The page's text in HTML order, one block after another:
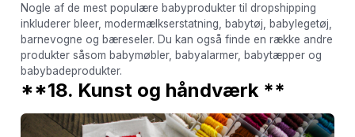
Nogle af de mest populære babyprodukter til dropshipping
inkluderer bleer, modermælkserstatning, babytøj, babylegetøj,
barnevogne og bæreseler. Du kan også finde en række andre
produkter såsom babymøbler, babyalarmer, babytæpper og
babybadeprodukter.
**18. Kunst og håndværk **